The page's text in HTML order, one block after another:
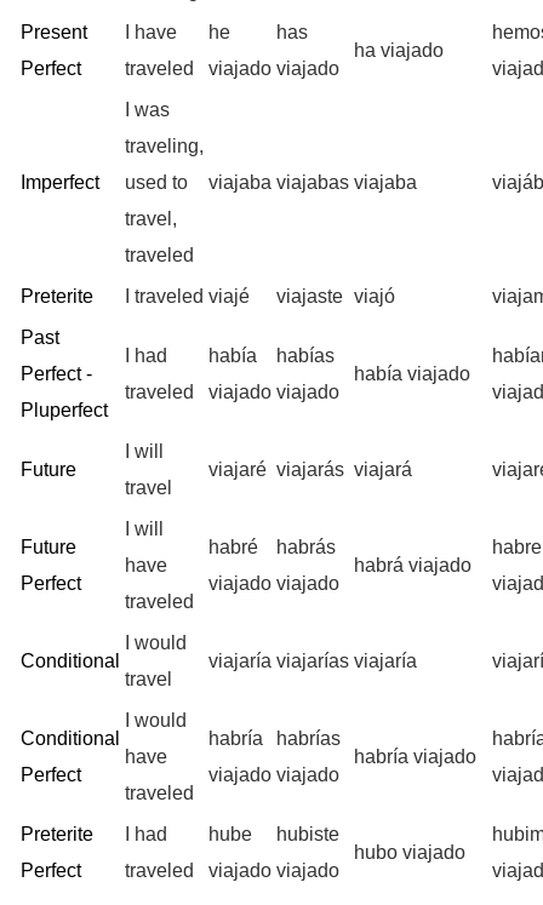
Present
Perfect
I have
traveled
he
viajado
has
viajado
ha viajado
Imperfect
I was
traveling,
used to
travel,
traveled
viajaba viajabas viajaba
Preterite I traveled viajé viajaste viajó
Past
Perfect -
Pluperfect
I had
traveled
había
viajado
habías
viajado
había viajado
Future
I will
travel
viajaré viajarás viajará
Future
Perfect
I will
have
traveled
habré
viajado
habrás
viajado
habrá viajado
Conditional
I would
travel
viajaría viajarías viajaría
Conditional
Perfect
I would
have
traveled
habría
viajado
habrías
viajado
habría viajado
Preterite
Perfect
I had
traveled
hube
viajado
hubiste
viajado
hubo viajado